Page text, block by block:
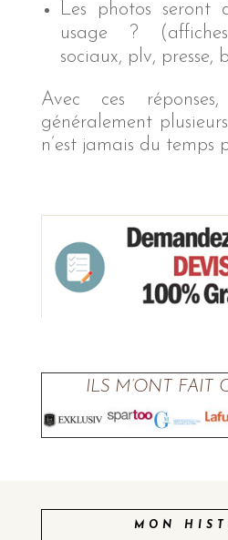
Les photos seront
usage ?
sociaux, plv, presse,
Avec ces
généralement
n’est jamais du temps
ILS M’ONT FAIT
MON